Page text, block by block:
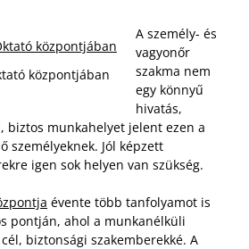
központjában
A személy- és
vagyonőr
szakma nem
egy könnyű
hivatás,
biztos munkahelyet jelent ezen a
személyeknek. Jól képzett
igen sok helyen van szükség.
évente több tanfolyamot is
pontján, ahol a munkanélküli
biztonsági szakemberekké. A